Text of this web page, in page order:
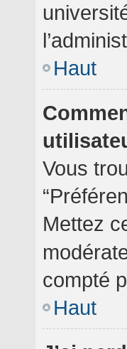
Haut
Vous
Mettez
compté
Haut